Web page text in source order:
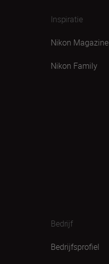
Inspiratie
Nikon Magazine
Nikon Family
Bedrijf
Bedrijfsprofiel